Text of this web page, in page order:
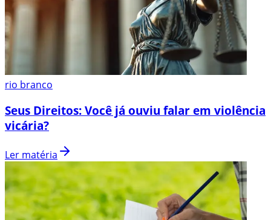
rio branco
Seus Direitos: Você já ouviu falar em violência
vicária?
Ler matéria